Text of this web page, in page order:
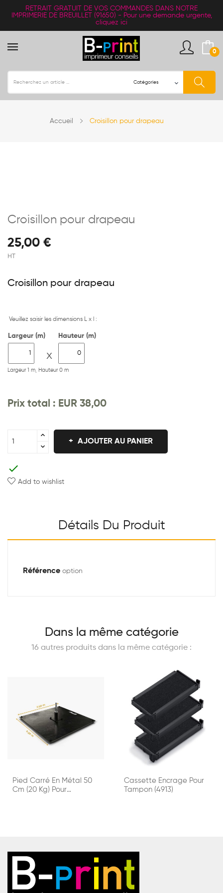
RETRAIT GRATUIT
DE VOS COMMANDES DANS NOTRE
IMPRIMERIE DE BREUILLET (91650) - Pour une demande urgente,
cliquez ici
0
Accueil Croisillon pour drapeau
Croisillon pour drapeau
25,00 €
HT
Croisillon pour drapeau
Veuillez saisir les dimensions L x l :
Largeur (m) Hauteur (m)
X
Largeur 1 m, Hauteur 0 m
Prix ​​total : EUR 38,00
AJOUTER AU PANIER
check
Add to wishlist
Détails Du Produit
Référence option
Dans la même catégorie
16 autres produits dans la même catégorie :
Pied Carré En Métal 50
Cm (20 Kg) Pour
Cassette Encrage Pour
Tampon (4913)